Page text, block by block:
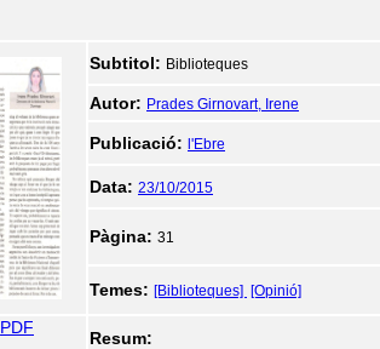
Subtitol: Biblioteques
Autor: Prades Girnovart, Irene
Publicació: l'Ebre
Data: 23/10/2015
Pàgina: 31
Temes: [Biblioteques] [Opinió]
PDF
Resum: